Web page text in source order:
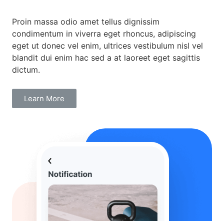
Proin massa odio amet tellus dignissim
condimentum in viverra eget rhoncus, adipiscing
eget ut donec vel enim, ultrices vestibulum nisl vel
blandit dui enim hac sed a at laoreet eget sagittis
dictum.
Learn More